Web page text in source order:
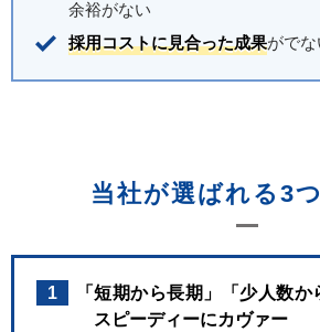
余裕がない
採用コストに見合った成果がでな
当社が選ばれる3
1
「短期から長期」「少人数
スピーディーにカヴァー